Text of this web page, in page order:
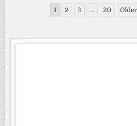
AM
Beiträge
1 2 3 … 20